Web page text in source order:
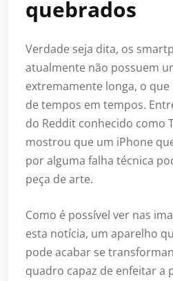
quebrados
Verdade seja dita, os
atualmente não possuem
extremamente longa, o que
de tempos em tempos.
do Reddit conhecido como
mostrou que um iPhone
por alguma falha técnica
peça de arte.
Como é possível ver nas
esta notícia, um aparelho
pode acabar se
quadro capaz de enfeitar a